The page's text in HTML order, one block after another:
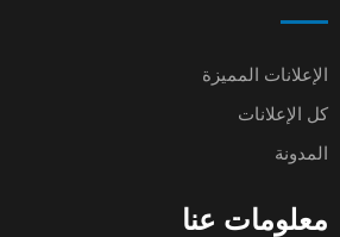
الإعلانات المميزة
كل الإعلانات
المدونة
معلومات عنا